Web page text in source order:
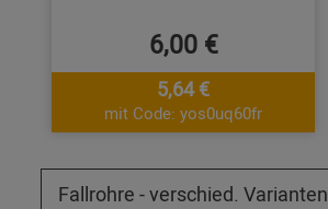
6,00 €
5,64 €
mit Code: yos0uq60fr
Fallrohre - verschied. Varianten